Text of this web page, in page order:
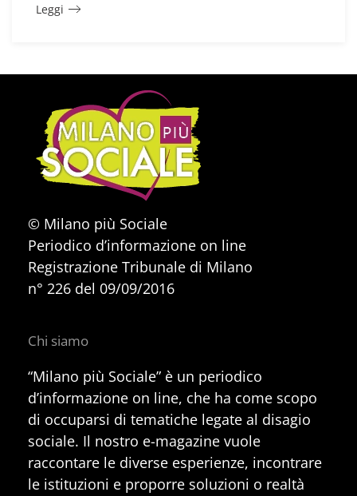
Leggi
© Milano più Sociale
Periodico d’informazione on line
Registrazione Tribunale di Milano
n° 226 del 09/09/2016
Chi siamo
“Milano più Sociale” è un periodico
d’informazione on line, che ha come scopo
di occuparsi di tematiche legate al disagio
sociale. Il nostro e-magazine vuole
raccontare le diverse esperienze, incontrare
le istituzioni e proporre soluzioni o realtà